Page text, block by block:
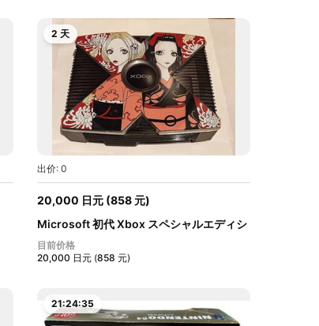
2 天
出价: 0
20,000 日元 (858 元)
Microsoft 初代 Xbox スペシャルエディシ
ョ...
目前价格
20,000 日元 (858 元)
21:24:34